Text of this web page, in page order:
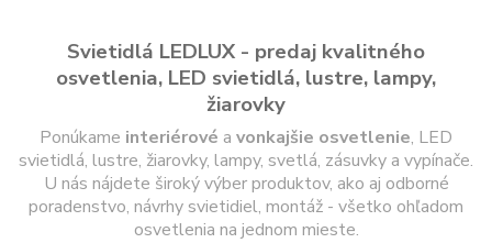
Svietidlá LEDLUX - predaj kvalitného
osvetlenia, LED svietidlá, lustre, lampy,
žiarovky
Ponúkame interiérové a vonkajšie osvetlenie, LED
svietidlá, lustre, žiarovky, lampy, svetlá, zásuvky a vypínače.
U nás nájdete široký výber produktov, ako aj odborné
poradenstvo, návrhy svietidiel, montáž - všetko ohľadom
osvetlenia na jednom mieste.